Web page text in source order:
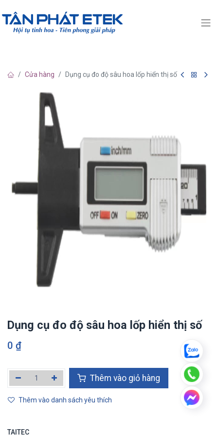
Cửa hàng Dụng cụ đo độ sâu hoa lốp hiển thị số
Dụng cụ đo độ sâu hoa lốp hiển thị số
0 ₫
Thêm vào giỏ hàng
Thêm vào danh sách yêu thích
TAITEC